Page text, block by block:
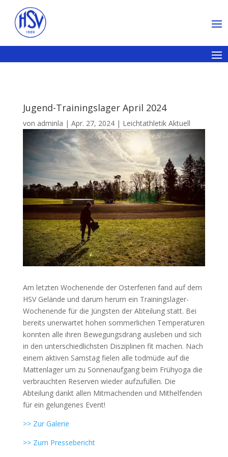
Jugend-Trainingslager April 2024
von adminla | Apr. 27, 2024| Leichtathletik Aktuell
Am letzten Wochenende der Osterferien fand auf dem
HSV Gelände und darum herum ein Trainingslager-
Wochenende für die Jüngsten der Abteilung statt. Bei
bereits unerwartet hohen sommerlichen Temperaturen
konnten alle ihren Bewegungsdrang ausleben und sich
in den unterschiedlichsten Disziplinen fit machen. Nach
einem aktiven Samstag fielen alle todmüde auf die
Mattenlager um zu Sonnenaufgang beim Frühyoga die
verbrauchten Reserven wieder aufzufüllen. Die
Abteilung dankt allen Mitmachenden und Mithelfenden
für ein gelungenes Event!
>> Zur Galerie
>> Zum Pressebericht